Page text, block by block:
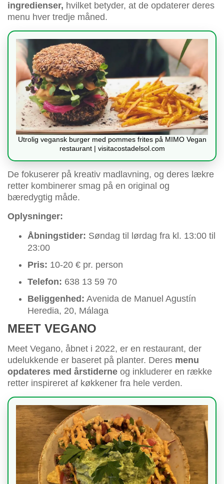
ingredienser, hvilket betyder, at de opdaterer deres
menu hver tredje måned.
Utrolig vegansk burger med pommes frites på MIMO Vegan
restaurant | visitacostadelsol.com
De fokuserer på kreativ madlavning, og deres lækre
retter kombinerer smag på en original og
bæredygtig måde.
Oplysninger:
Åbningstider: Søndag til lørdag fra kl. 13:00 til
23:00
Pris: 10-20 € pr. person
Telefon: 638 13 59 70
Beliggenhed: Avenida de Manuel Agustín
Heredia, 20, Málaga
MEET VEGANO
Meet Vegano, åbnet i 2022, er en restaurant, der
udelukkende er baseret på planter. Deres menu
opdateres med årstiderne og inkluderer en række
retter inspireret af køkkener fra hele verden.